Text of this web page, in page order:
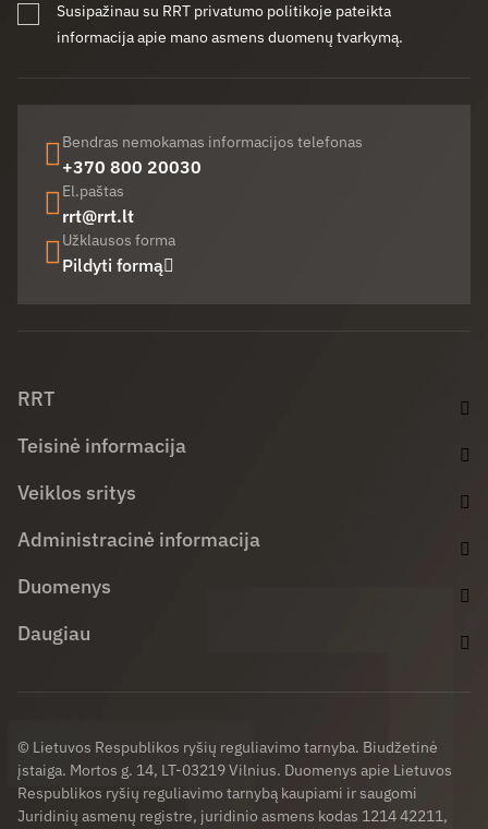
Susipažinau su RRT privatumo politikoje pateikta
informacija apie mano asmens duomenų tvarkymą.
Bendras nemokamas informacijos telefonas
+370 800 20030
El.paštas
rrt@rrt.lt
Užklausos forma
Pildyti formą
RRT
Teisinė informacija
Veiklos sritys
Administracinė informacija
Duomenys
Daugiau
© Lietuvos Respublikos ryšių reguliavimo tarnyba. Biudžetinė
įstaiga. Mortos g. 14, LT-03219 Vilnius. Duomenys apie Lietuvos
Respublikos ryšių reguliavimo tarnybą kaupiami ir saugomi
Juridinių asmenų registre, juridinio asmens kodas 1214 42211,